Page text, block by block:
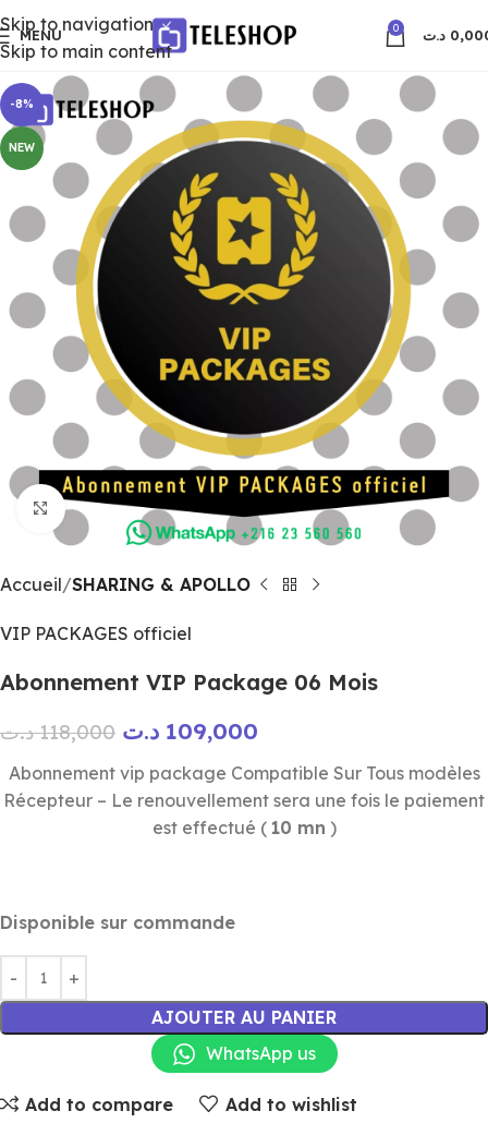
Skip to navigation
Skip to main content
MENU 0 د.ت
-8%
NEW
Click to enlarge
Accueil SHARING & APOLLO
VIP PACKAGES officiel
Abonnement VIP Package 06 Mois
118,000 د.ت 109,000 د.ت
Abonnement vip package Compatible Sur Tous modèles
Récepteur – Le renouvellement sera une fois le paiement
est effectué ( 10 mn )
Disponible sur commande
AJOUTER AU PANIER
WhatsApp us
Add to compare Add to wishlist